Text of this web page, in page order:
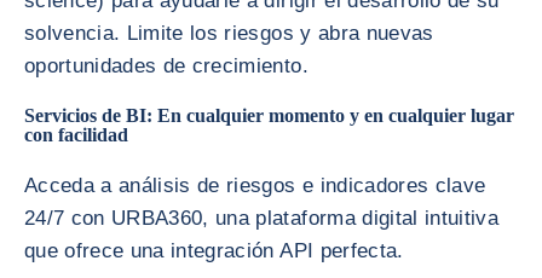
solvencia. Limite los riesgos y abra nuevas
oportunidades de crecimiento.
Servicios de BI: En cualquier momento y en cualquier lugar
con facilidad
Acceda a análisis de riesgos e indicadores clave
24/7 con URBA360, una plataforma digital intuitiva
que ofrece una integración API perfecta.